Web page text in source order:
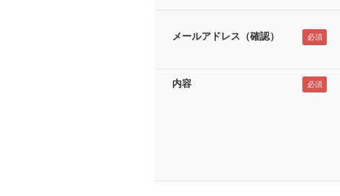
メールアドレス（確認）
内容